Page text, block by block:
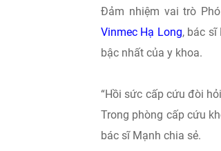
Đảm nhiệm vai trò
Vinmec Hạ Long, bác
bậc nhất của y khoa.
“Hồi sức cấp cứu đòi
Trong phòng cấp cứu
bác sĩ Mạnh chia sẻ.